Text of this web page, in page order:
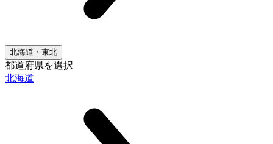
北海道・東北
都道府県を選択
北海道